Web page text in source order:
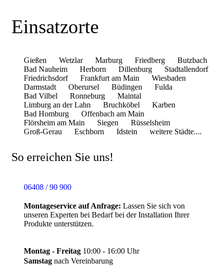
Einsatzorte
Gießen Wetzlar Marburg Friedberg
Butzbach
Bad Nauheim
Herborn Dillenburg
Stadtallendorf
Friedrichsdorf
Frankfurt am Main
Wiesbaden
Darmstadt
Oberursel Büdingen
Fulda
Bad Vilbel
Ronneburg
Maintal
Limburg an der Lahn
Bruchköbel
Karben
Bad Homburg
Offenbach am Main
Flörsheim am Main
Siegen
Rüsselsheim
Groß-Gerau
Eschborn Idstein weitere Städte....
So erreichen Sie uns!
06408 / 90 900
Montageservice auf Anfrage: Lassen Sie sich von
unseren Experten bei Bedarf bei der Installation Ihrer
Produkte unterstützen.
Montag - Freitag 10:00 - 16:00 Uhr
Samstag nach Vereinbarung